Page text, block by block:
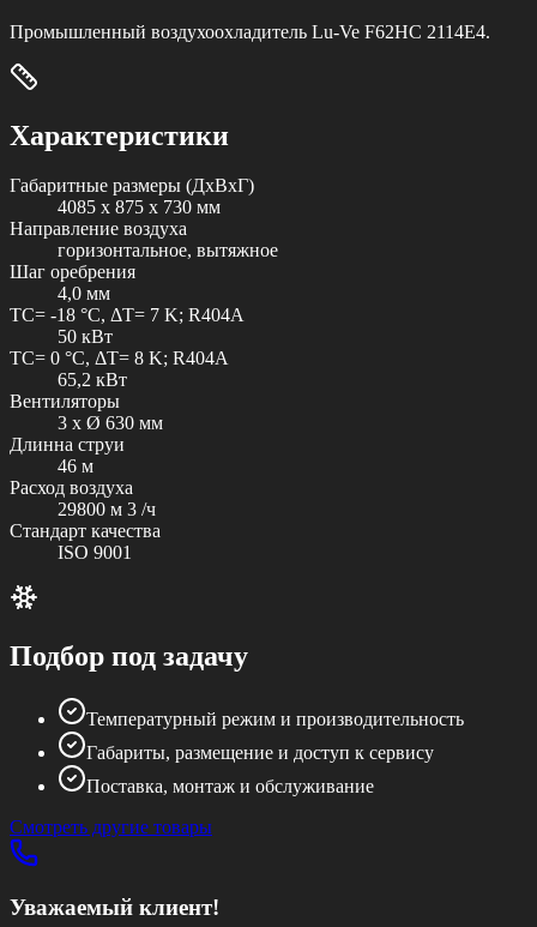
Промышленный воздухоохладитель Lu-Ve F62HC 2114E4.
Характеристики
Габаритные размеры (ДxВxГ)
4085 x 875 x 730 мм
Направление воздуха
горизонтальное, вытяжное
Шаг оребрения
4,0 мм
TC= -18 °C, ΔT= 7 K; R404A
50 кВт
TC= 0 °C, ΔT= 8 K; R404A
65,2 кВт
Вентиляторы
3 x Ø 630 мм
Длинна струи
46 м
Расход воздуха
29800 м 3 /ч
Стандарт качества
ISO 9001
Подбор под задачу
Температурный режим и производительность
Габариты, размещение и доступ к сервису
Поставка, монтаж и обслуживание
Смотреть другие товары
Уважаемый клиент!